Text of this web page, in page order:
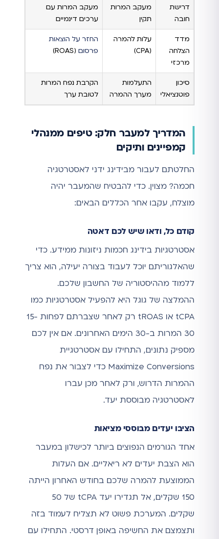
דרישת
חובה
מעקב המרות
תקין
מעקב המרות עם
ערכים דינמיים
מדד
הצלחה
מרכזי
עלות להמרה
(CPA)
החזר על הוצאות
פרסום (ROAS)
סיכון
פוטנציאלי
התעלמות
מערך ההמרה
הקרבת נפח המרות
לטובת ערך
המדריך למעבר חלק: טיפים ממנהלי
קמפיינים ותיקים
החלטתם לעבור מבידינג ידני לאסטרטגיה
חכמה? מצוין. כדי להבטיח שהמעבר יהיה
מוצלח, עקבו אחר הכללים הבאים:
קודם כל, ודאו שיש לכם דאטה
אסטרטגיות בידינג חכמות ניזונות ממידע. כדי
שהאלגוריתם יוכל לעבוד בצורה יעילה, הוא צריך
ללמוד מההיסטוריה של החשבון שלכם.
ההמלצה של גוגל היא להפעיל אסטרטגיות כמו
tCPA או tROAS רק לאחר שצברתם לפחות 15-
30 המרות ב-30 הימים האחרונים. אם אין לכם
מספיק נתונים, התחילו עם אסטרטגיית
Maximize Conversions כדי לצבור את נפח
ההמרות הדרוש, ורק לאחר מכן עברו
לאסטרטגיה מבוססת יעד.
הציבו יעדים מבוססי מציאות
אחד הגורמים הנפוצים ביותר לכישלון במעבר
הוא הצבת יעדים לא ריאליים. אם העלות
הממוצעת להמרה שלכם בחודש האחרון הייתה
150 שקלים, אל תגדירו יעד tCPA של 50
שקלים. המערכת פשוט לא תצליח לעמוד בזה
ותצמצם את החשיפה באופן דרסטי. התחילו עם